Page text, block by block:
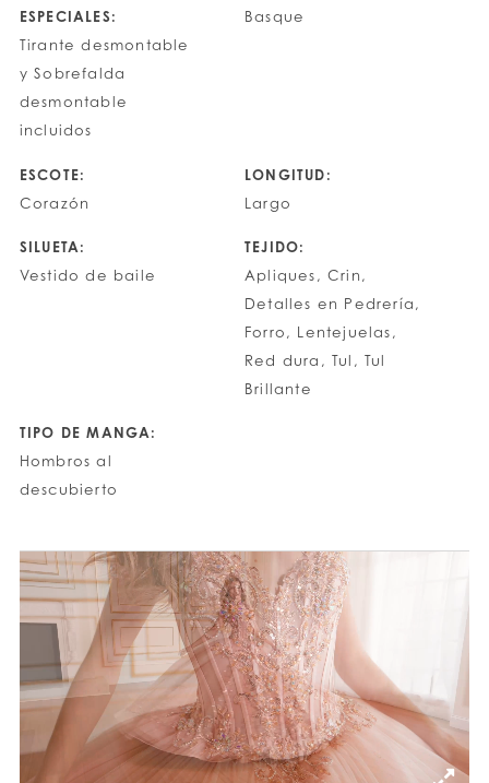
ESPECIALES:
Tirante desmontable
y Sobrefalda
desmontable
incluidos
Basque
ESCOTE:
Corazón
LONGITUD:
Largo
SILUETA:
Vestido de baile
TEJIDO:
Apliques, Crin,
Detalles en Pedrería,
Forro, Lentejuelas,
Red dura, Tul, Tul
Brillante
TIPO DE MANGA:
Hombros al
descubierto
PAUSE AUTOPLAY
PREVIOUS SLIDE
NEXT SLIDE
0
1
2